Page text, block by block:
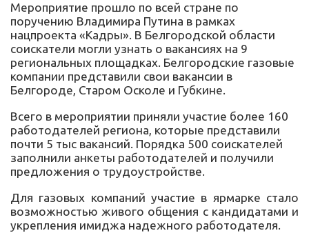
Мероприятие прошло по всей стране по
поручению Владимира Путина в рамках
нацпроекта «Кадры». В Белгородской области
соискатели могли узнать о вакансиях на 9
региональных площадках. Белгородские газовые
компании представили свои вакансии в
Белгороде, Старом Осколе и Губкине.
Всего в мероприятии приняли участие более 160
работодателей региона, которые представили
почти 5 тыс вакансий. Порядка 500 соискателей
заполнили анкеты работодателей и получили
предложения о трудоустройстве.
Для газовых компаний участие в ярмарке стало
возможностью живого общения с кандидатами и
укрепления имиджа надежного работодателя.